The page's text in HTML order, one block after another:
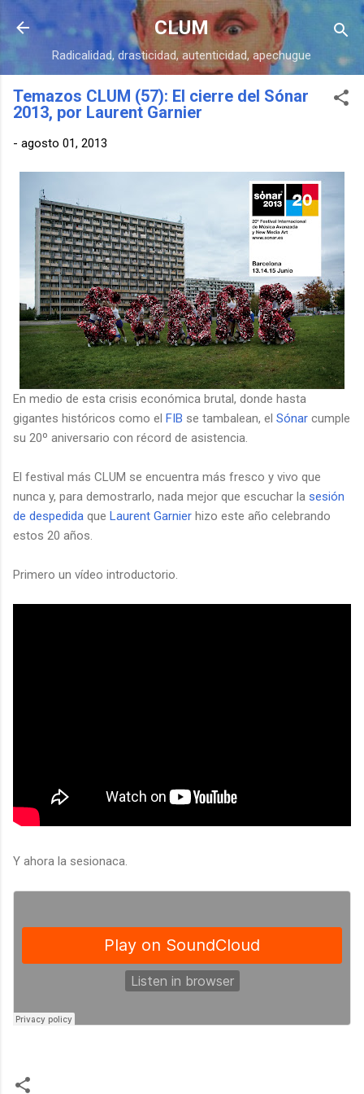
Ir al contenido principal
CLUM
Radicalidad, drasticidad, autenticidad, apechugue
Temazos CLUM (57): El cierre del Sónar
2013, por Laurent Garnier
- agosto 01, 2013
En medio de esta crisis económica brutal, donde hasta
gigantes históricos como el FIB se tambalean, el Sónar cumple
su 20º aniversario con récord de asistencia.
El festival más CLUM se encuentra más fresco y vivo que
nunca y, para demostrarlo, nada mejor que escuchar la sesión
de despedida que Laurent Garnier hizo este año celebrando
estos 20 años.
Primero un vídeo introductorio.
Y ahora la sesionaca.